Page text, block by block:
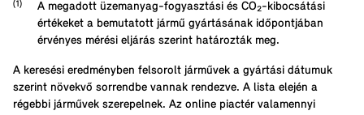
A megadott üzemanyag-fogyasztási és CO₂-kibocsátási
értékeket a bemutatott jármű gyártásának időpontjában
érvényes mérési eljárás szerint határozták meg.
A keresési eredményben felsorolt járművek a gyártási dátumuk
szerint növekvő sorrendbe vannak rendezve. A lista elején a
régebbi járművek szerepelnek. Az online piactér valamennyi